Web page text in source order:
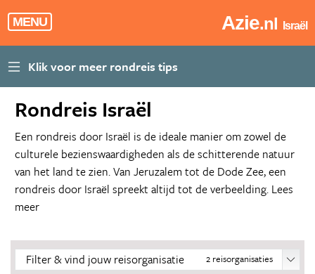
MENU Azie.nl Israël
Rondreis Israël
Een rondreis door Israël is de ideale manier om zowel de
culturele bezienswaardigheden als de schitterende natuur
van het land te zien. Van Jeruzalem tot de Dode Zee, een
rondreis door Israël spreekt altijd tot de verbeelding. Lees
meer
2 reisorganisaties
Filter & vind jouw reisorganisatie